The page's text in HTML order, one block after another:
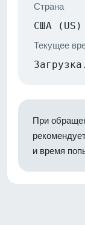
Страна
США (US)
Текущее
При
и время